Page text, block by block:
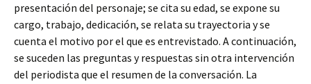
presentación del personaje; se cita su edad, se expone su
cargo, trabajo, dedicación, se relata su trayectoria y se
cuenta el motivo por el que es entrevistado. A continuación,
se suceden las preguntas y respuestas sin otra intervención
del periodista que el resumen de la conversación. La